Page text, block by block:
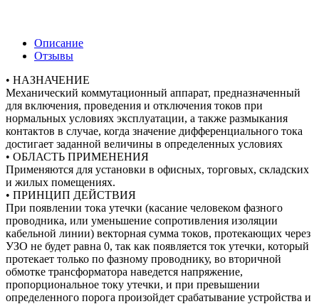
Описание
Отзывы
• НАЗНАЧЕНИЕ
Механический коммутационный аппарат, предназначенный
для включения, проведения и отключения токов при
нормальных условиях эксплуатации, а также размыкания
контактов в случае, когда значение дифференциального тока
достигает заданной величины в определенных условиях
• ОБЛАСТЬ ПРИМЕНЕНИЯ
Применяются для установки в офисных, торговых, складских
и жилых помещениях.
• ПРИНЦИП ДЕЙСТВИЯ
При появлении тока утечки (касание человеком фазного
проводника, или уменьшение сопротивления изоляции
кабельной линии) векторная сумма токов, протекающих через
УЗО не будет равна 0, так как появляется ток утечки, который
протекает только по фазному проводнику, во вторичной
обмотке трансформатора наведется напряжение,
пропорциональное току утечки, и при превышении
определенного порога произойдет срабатывание устройства и